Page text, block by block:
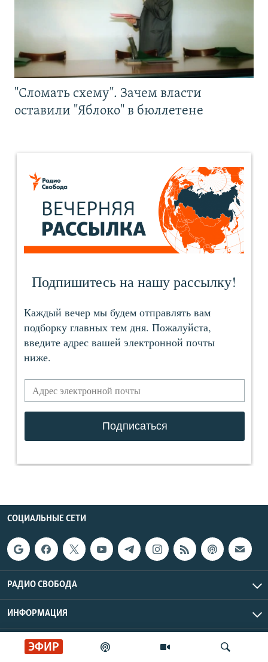
ЭФИР
"Сломать схему". Зачем власти
оставили "Яблоко" в бюллетене
СОЦИАЛЬНЫЕ СЕТИ
РАДИО СВОБОДА
ИНФОРМАЦИЯ
Радио Свобода © 2026 RFE/RL, Inc. | Все права защищены.